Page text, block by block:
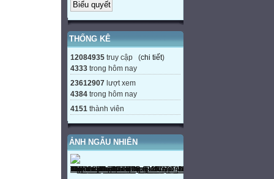
THỐNG KÊ
12084935 truy cập (chi tiết)
4333 trong hôm nay
23612907 lượt xem
4384 trong hôm nay
4151 thành viên
ẢNH NGẪU NHIÊN